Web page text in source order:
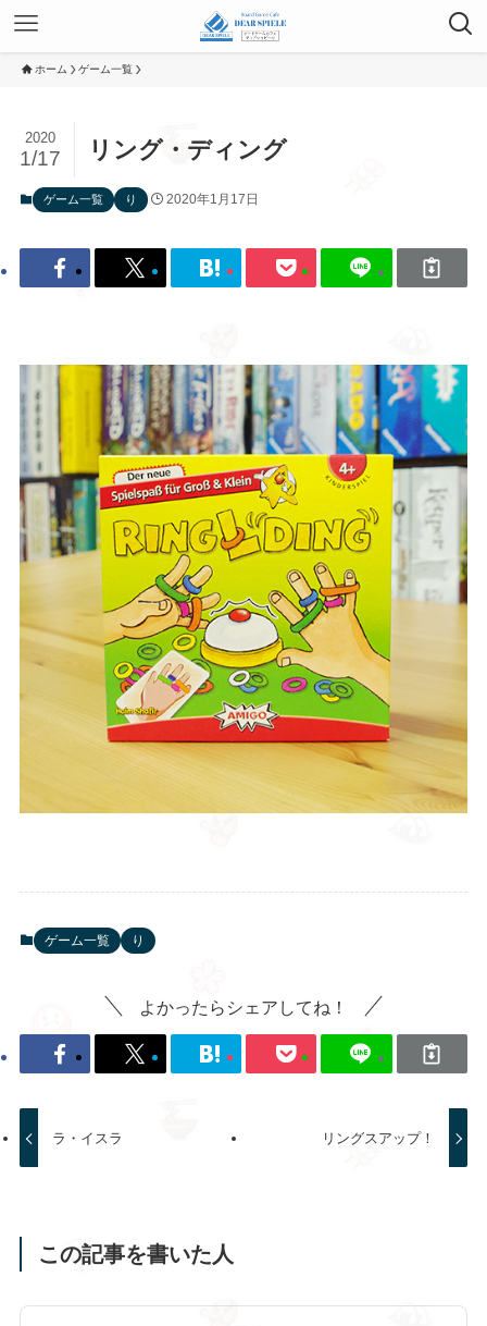
ホーム ゲーム一覧
リング・ディング
2020
1/17
ゲーム一覧 り 2020年1月17日
ゲーム一覧 り
よかったらシェアしてね！
ラ・イスラ リングスアップ！
この記事を書いた人